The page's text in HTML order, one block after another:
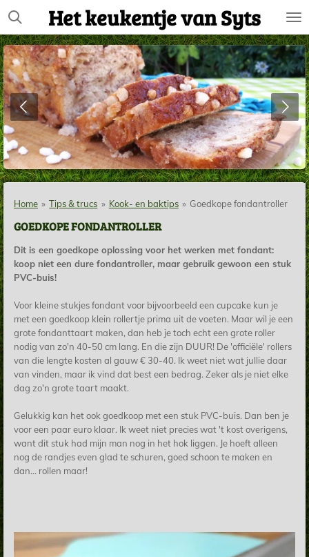
Ga
direct
naar
de
hoofdinhoud
Het keukentje van Syts
Home » Tips & trucs » Kook- en baktips » Goedkope fondantroller
GOEDKOPE FONDANTROLLER
Dit is een goedkope oplossing voor het werken met fondant:
koop niet een dure fondantroller, maar gebruik gewoon een stuk
PVC-buis!
Voor kleine stukjes fondant voor bijvoorbeeld een cupcake kun je
met een goedkoop klein rollertje prima uit de voeten. Maar wil je een
grote fondanttaart maken, dan heb je toch echt een grote roller
nodig van zo'n 40-50 cm lang. En die zijn DUUR! De 'officiële' rollers
van die lengte kosten al gauw € 30-40. Ik weet niet wat jullie daar
van vinden, maar ik vind dat best een bedrag. Zeker als je niet elke
dag zo'n grote taart maakt.
Gelukkig kan het ook goedkoop met een stuk PVC-buis. Dan ben je
voor een paar euro klaar. Ik weet niet precies wat 't kost overigens,
want dit stuk had mijn man nog in het hok liggen. Je hoeft alleen
nog de randjes even glad te schuren, goed schoon te maken en
dan... rollen maar!